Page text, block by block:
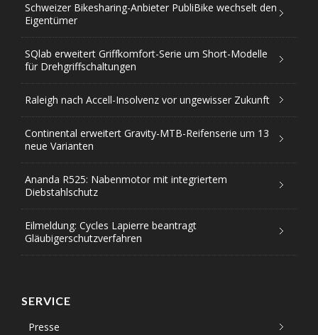
Schweizer Bikesharing-Anbieter PubliBike wechselt den
Eigentümer
SQlab erweitert Griffkomfort-Serie um Short-Modelle
für Drehgriffschaltungen
Raleigh nach Accell-Insolvenz vor ungewisser Zukunft
Continental erweitert Gravity-MTB-Reifenserie um 13
neue Varianten
Ananda R525: Nabenmotor mit integriertem
Diebstahlschutz
Eilmeldung: Cycles Lapierre beantragt
Gläubigerschutzverfahren
SERVICE
Presse